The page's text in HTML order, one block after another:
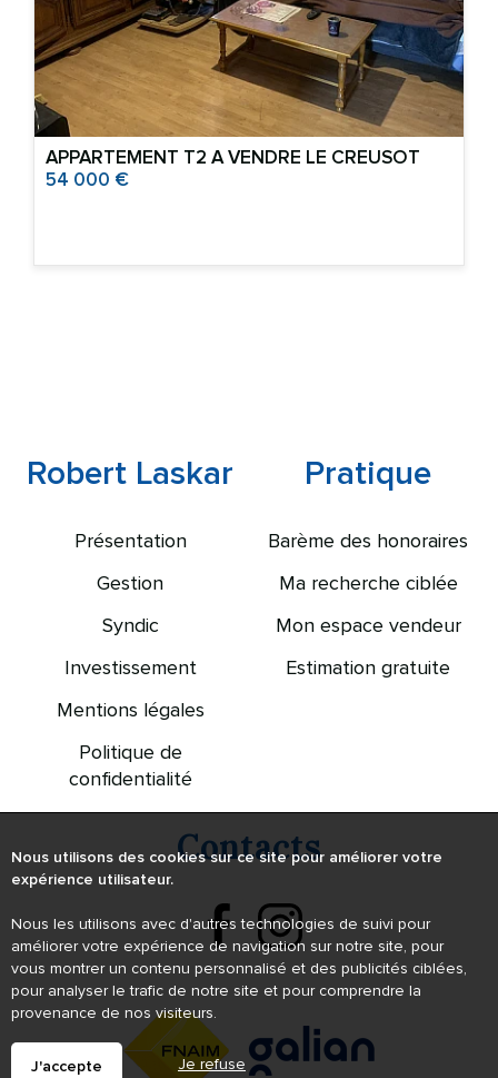
APPARTEMENT T2 A VENDRE LE CREUSOT
54 000 €
Robert Laskar
Présentation
Gestion
Syndic
Investissement
Mentions légales
Politique de
confidentialité
Pratique
Barème des honoraires
Ma recherche ciblée
Mon espace vendeur
Estimation gratuite
Contacts
Nous utilisons des cookies sur ce site pour améliorer votre
expérience utilisateur.
Nous les utilisons avec d'autres technologies de suivi pour
améliorer votre expérience de navigation sur notre site, pour
vous montrer un contenu personnalisé et des publicités ciblées,
pour analyser le trafic de notre site et pour comprendre la
provenance de nos visiteurs.
J'accepte Je refuse